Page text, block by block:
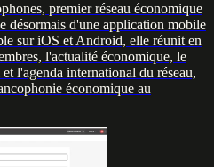
premier réseau économique
désormais d'une application mobile
sur iOS et Android, elle réunit en
l'actualité économique, le
l'agenda international du réseau,
économique au